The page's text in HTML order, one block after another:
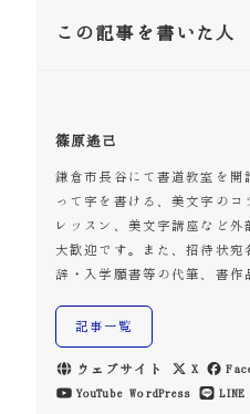
この記事を書いた人
篠原遙己
鎌倉市長谷にて書道教室を開
って字を書ける、美文字のコ
レッスン、美文字講座など外
大歓迎です。また、招待状宛
辞・入学願書等の代筆、書作
記事一覧
ウェブサイト X
YouTube WordPress LINE